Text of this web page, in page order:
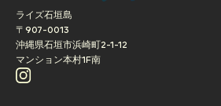
ライズ石垣島
〒907-0013
沖縄県石垣市浜崎町2-1-12
マンション本村1F南